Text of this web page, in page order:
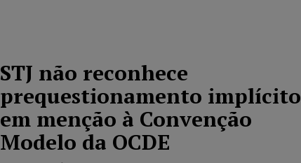
STJ não reconhece
prequestionamento implícito
em menção à Convenção
Modelo da OCDE